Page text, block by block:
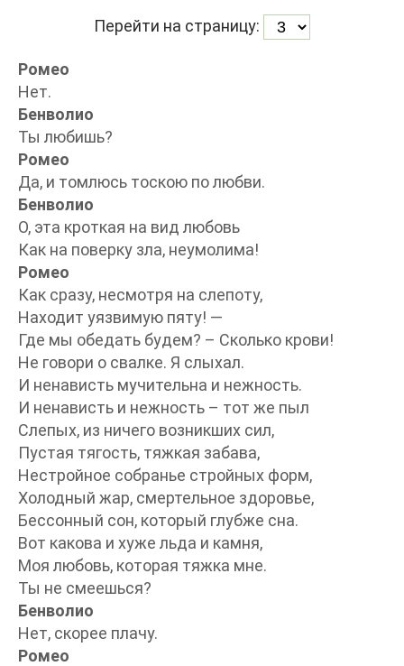
Перейти на страницу:
Ромео
Нет.
Бенволио
Ты любишь?
Ромео
Да, и томлюсь тоскою по любви.
Бенволио
О, эта кроткая на вид любовь
Как на поверку зла, неумолима!
Ромео
Как сразу, несмотря на слепоту,
Находит уязвимую пяту! —
Где мы обедать будем? – Сколько крови!
Не говори о свалке. Я слыхал.
И ненависть мучительна и нежность.
И ненависть и нежность – тот же пыл
Слепых, из ничего возникших сил,
Пустая тягость, тяжкая забава,
Нестройное собранье стройных форм,
Холодный жар, смертельное здоровье,
Бессонный сон, который глубже сна.
Вот какова и хуже льда и камня,
Моя любовь, которая тяжка мне.
Ты не смеешься?
Бенволио
Нет, скорее плачу.
Ромео